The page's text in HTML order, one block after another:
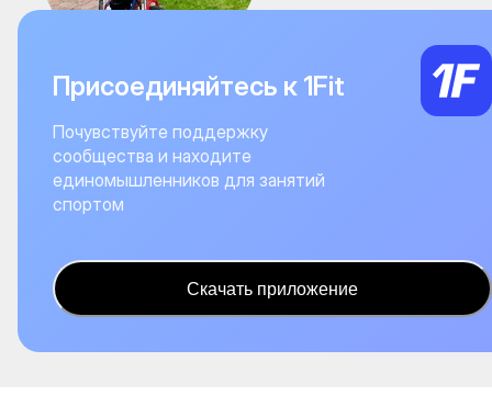
Присоединяйтесь к 1Fit
Почувствуйте поддержку
сообщества и находите
единомышленников для занятий
спортом
Скачать приложение